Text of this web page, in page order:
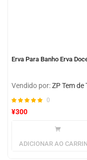
Erva Para Banho Erva
Vendido por:ZP Tem de
0
¥300
ADICIONAR AO